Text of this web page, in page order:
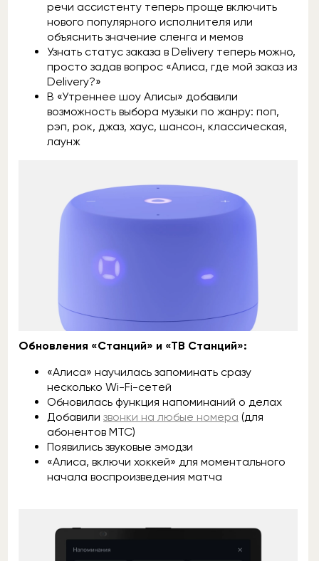
речи ассистенту теперь проще включить
нового популярного исполнителя или
объяснить значение сленга и мемов
Узнать статус заказа в Delivery теперь можно,
просто задав вопрос «Алиса, где мой заказ из
Delivery?»
В «Утреннее шоу Алисы» добавили
возможность выбора музыки по жанру: поп,
рэп, рок, джаз, хаус, шансон, классическая,
лаунж
Обновления «Станций» и «ТВ Станций»:
«Алиса» научилась запоминать сразу
несколько Wi-Fi-сетей
Обновилась функция напоминаний о делах
Добавили звонки на любые номера (для
абонентов МТС)
Появились звуковые эмодзи
«Алиса, включи хоккей» для моментального
начала воспроизведения матча